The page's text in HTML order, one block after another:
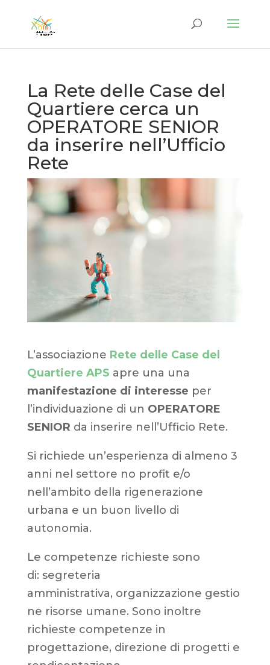
La Rete delle Case del
Quartiere cerca un
OPERATORE SENIOR
da inserire nell’Ufficio
Rete
L’associazione Rete delle Case del
Quartiere APS apre una una
manifestazione di interesse per
l’individuazione di un OPERATORE
SENIOR da inserire nell’Ufficio Rete.
Si richiede un’esperienza di almeno 3
anni nel settore no profit e/o
nell’ambito della rigenerazione
urbana e un buon livello di
autonomia.
Le competenze richieste sono
di: segreteria
amministrativa, organizzazione gestio
ne risorse umane. Sono inoltre
richieste competenze in
progettazione, direzione di progetti e